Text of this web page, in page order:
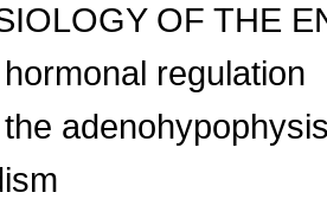
OF THE
regulation